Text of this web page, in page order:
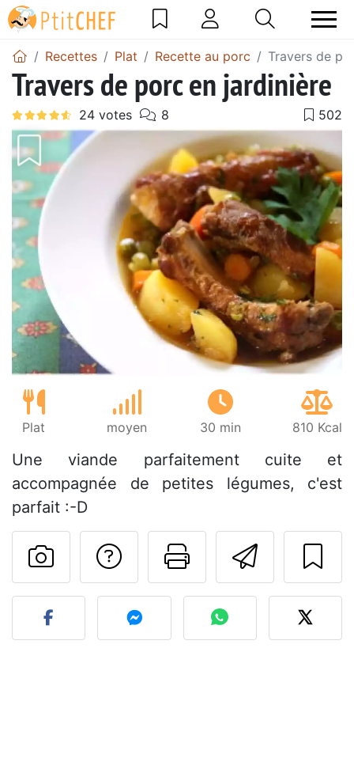
Recettes Plat Recette au porc Travers de
Travers de porc en jardinière
Plat moyen 30 min 810 Kcal
Une viande parfaitement cuite et
accompagnée de petites légumes, c'est
parfait :-D
Imprimer
Poser une
Publier votre photo de